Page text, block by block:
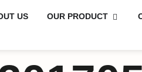
US OUR PRODUCT